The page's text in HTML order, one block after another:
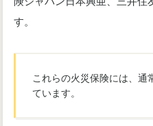
す。
これらの火災保険には、通
ています。